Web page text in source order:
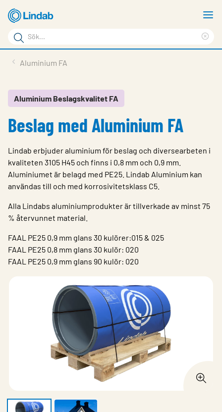
Hoppa
till
huvudinnehållet
Sökord
Sök
på
Service & Support
Hållbarhet
Kontakt
Choose languge
Sweden
Aluminium FA
Aluminium Beslagskvalitet FA
Beslag med Aluminium FA
Lindab erbjuder aluminium för beslag och diversearbeten i
kvaliteten 3105 H45 och finns i 0,8 mm och 0,9 mm.
Aluminiumet är belagd med PE25. Lindab Aluminium kan
användas till och med korrosivitetsklass C5.
Alla Lindabs aluminiumprodukter är tillverkade av minst 75
% återvunnet material.
FAAL PE25 0,9 mm glans 30 kulörer:015 & 025
FAAL PE25 0,8 mm glans 30 kulör: 020
FAAL PE25 0,9 mm glans 90 kulör: 020​